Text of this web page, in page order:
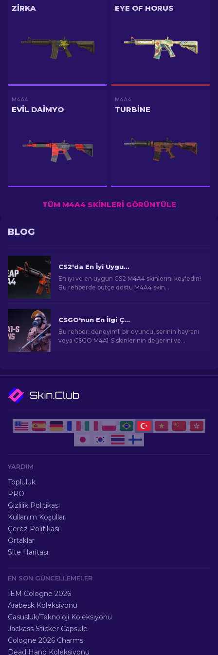
ZIRKA EYE OF HORUS
M4A4
EVIL DAIMYO
M4A4
TURBINE
TÜM M4A4 SKINLERI GÖRÜNTÜLE
BLOG
CS2'da En İyi Uygun Fiyatlı M4A4 Skinleri [2026]
En iyi ve en uygun CS2 M4A4 skinlerini keşfedin!
Bu rehberde bütçe dostu M4A4 skin
CSGO'nun En İlgi Çekici M4A1-S Skinleri
Bu rehber, deneyimli bir oyuncu, serinin hayranı
veya CSGO M4A1-S skinlerinin değerini ve
götürecektir.
YARDIM
Topluluk
PRO
Gizlilik Politikası
Kullanım Koşulları
Çerez Politikası
Ortaklar
Site Haritası
EN SON GÜNCELLEMELER
IEM Cologne 2026
Arabesk Koleksiyonu
Casusluk/Teknoloji Koleksiyonu
Jackass Sticker Capsule
Cologne 2026 Charms
Dead Hand Koleksiyonu